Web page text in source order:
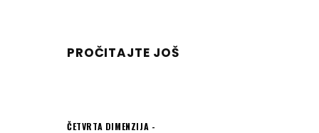
PROČITAJTE JOŠ
ČETVRTA DIMENZIJA